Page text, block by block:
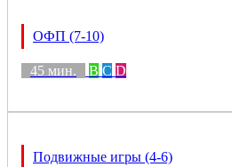
ОФП (7-10)
45 мин. B C D
Подвижные игры (4-6)